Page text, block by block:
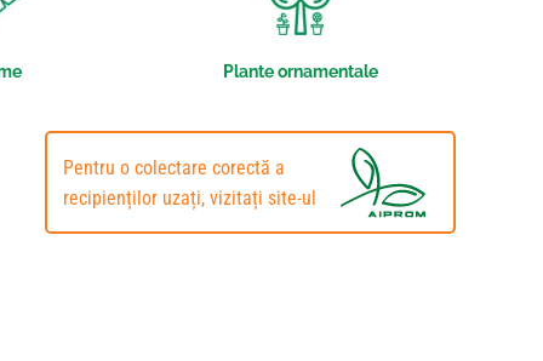
Plante ornamentale
Pentru o colectare corectă a
recipienților uzați, vizitați site-ul